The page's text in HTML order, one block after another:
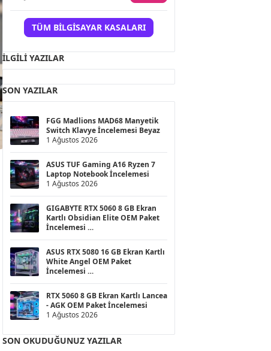
TÜM BILGISAYAR KASALARI
İLGILI YAZILAR
SON YAZILAR
FGG Madlions MAD68 Manyetik
Switch Klavye İncelemesi Beyaz
1 Ağustos 2026
ASUS TUF Gaming A16 Ryzen 7
Laptop Notebook İncelemesi
1 Ağustos 2026
GIGABYTE RTX 5060 8 GB Ekran
Kartlı Obsidian Elite OEM Paket
İncelemesi
ASUS RTX 5080 16 GB Ekran Kartlı
White Angel OEM Paket
İncelemesi
RTX 5060 8 GB Ekran Kartlı Lancea
- AGK OEM Paket İncelemesi
1 Ağustos 2026
SON OKUDUĞUNUZ YAZILAR